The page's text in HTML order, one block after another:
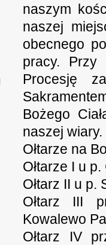
naszym
naszej
obecnego
pracy. Przy
Procesję
Bożego
naszej wiary.
Ołtarze na
Ołtarze I u
Ołtarz II u
Ołtarz III
Kowalewo
Ołtarz IV